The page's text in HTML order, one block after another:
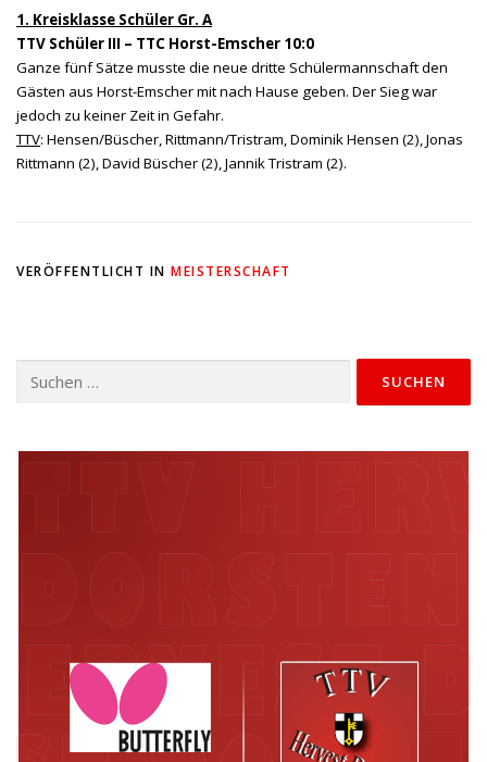
1. Kreisklasse Schüler Gr. A
TTV Schüler III – TTC Horst-Emscher 10:0
Ganze fünf Sätze musste die neue dritte Schülermannschaft den
Gästen aus Horst-Emscher mit nach Hause geben. Der Sieg war
jedoch zu keiner Zeit in Gefahr.
TTV: Hensen/Büscher, Rittmann/Tristram, Dominik Hensen (2), Jonas
Rittmann (2), David Büscher (2), Jannik Tristram (2).
VERÖFFENTLICHT IN MEISTERSCHAFT
nach: